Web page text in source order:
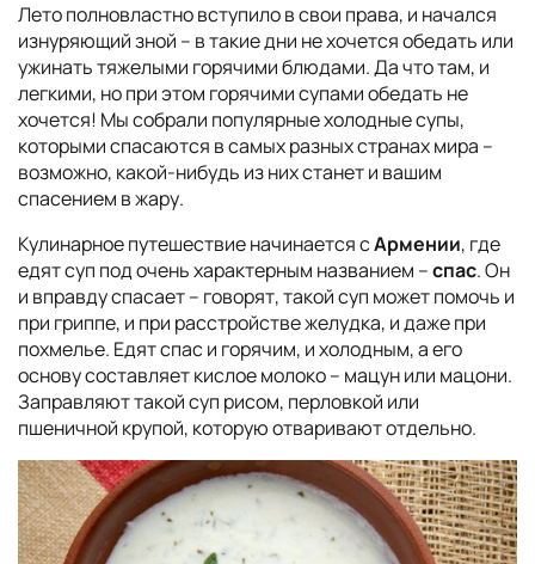
Лето полновластно вступило в свои права, и начался
изнуряющий зной – в такие дни не хочется обедать или
ужинать тяжелыми горячими блюдами. Да что там, и
легкими, но при этом горячими супами обедать не
хочется! Мы собрали популярные холодные супы,
которыми спасаются в самых разных странах мира –
возможно, какой-нибудь из них станет и вашим
спасением в жару.
Кулинарное путешествие начинается сАрмении, где
едят суп под очень характерным названием –спас. Он
и вправду спасает – говорят, такой суп может помочь и
при гриппе, и при расстройстве желудка, и даже при
похмелье. Едят спас и горячим, и холодным, а его
основу составляет кислое молоко – мацун или мацони.
Заправляют такой суп рисом, перловкой или
пшеничной крупой, которую отваривают отдельно.